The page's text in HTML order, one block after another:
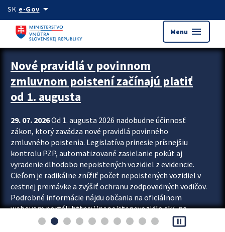
Preskocit na hlavný obsah
SK e-Govarrow_drop_down
Menu menu
Zastavit automatický posun upútavok
Nové pravidlá v povinnom
zmluvnom poistení začínajú platiť
od 1. augusta
29. 07. 2026Od 1. augusta 2026 nadobudne účinnosť
zákon, ktorý zavádza nové pravidlá povinného
zmluvného poistenia. Legislatíva prinesie prísnejšiu
kontrolu PZP, automatizované zasielanie pokút aj
vyradenie dlhodobo nepoistených vozidiel z evidencie.
Cieľom je radikálne znížiť počet nepoistených vozidiel v
cestnej premávke a zvýšiť ochranu zodpovedných vodičov.
Podrobné informácie nájdu občania na oficiálnom
webovom portáli https://nepoistenevozidlo.sk/, na
ktorom od augusta pribudne aj možnosť overiť si...
pause_presentation